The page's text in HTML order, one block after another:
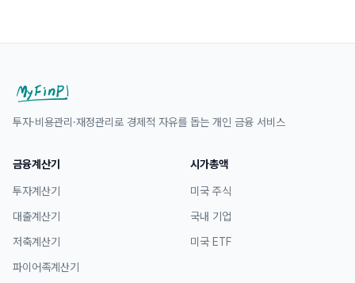
투자·비용관리·재정관리로 경제적 자유를 돕는 개인 금융 서비스
금융계산기
투자계산기
대출계산기
저축계산기
파이어족계산기
시가총액
미국 주식
국내 기업
미국 ETF